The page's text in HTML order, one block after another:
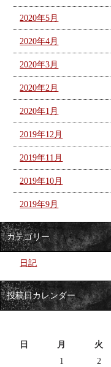
2020年5月
2020年4月
2020年3月
2020年2月
2020年1月
2019年12月
2019年11月
2019年10月
2019年9月
カテゴリー
日記
投稿日カレンダー
日 月 火
1 2